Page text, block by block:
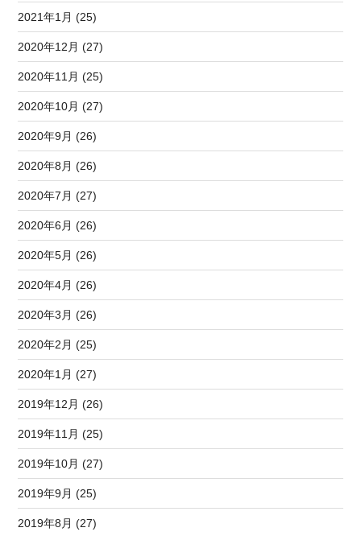
2021年1月 (25)
2020年12月 (27)
2020年11月 (25)
2020年10月 (27)
2020年9月 (26)
2020年8月 (26)
2020年7月 (27)
2020年6月 (26)
2020年5月 (26)
2020年4月 (26)
2020年3月 (26)
2020年2月 (25)
2020年1月 (27)
2019年12月 (26)
2019年11月 (25)
2019年10月 (27)
2019年9月 (25)
2019年8月 (27)